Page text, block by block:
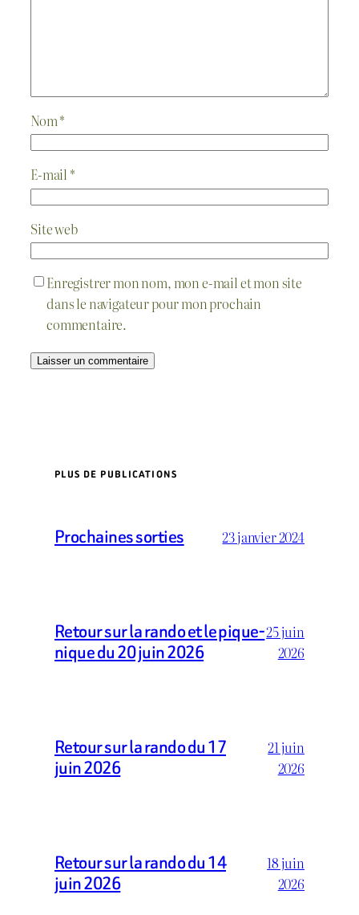
Nom*
E-mail *
Site web
Enregistrer mon nom, mon e-mail et mon site
dans le navigateur pour mon prochain
commentaire.
PLUS DE PUBLICATIONS
Prochaines sorties 23 janvier 2024
Retour sur la rando et le pique-
nique du 20 juin 2026
25 juin
2026
Retour sur la rando du 17
juin 2026
21 juin
2026
Retour sur la rando du 14
juin 2026
18 juin
2026